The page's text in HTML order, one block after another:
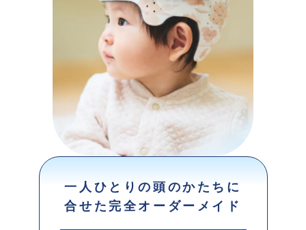
一人ひとりの頭のかたちに
合せた完全オーダーメイド